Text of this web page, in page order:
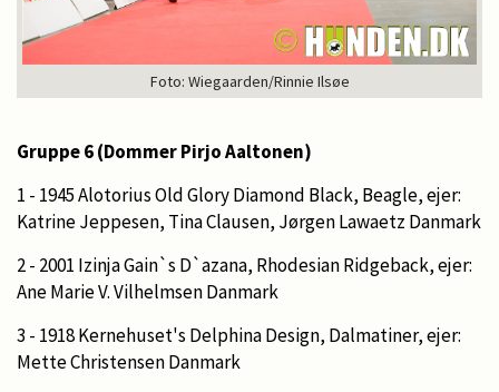
Foto: Wiegaarden/Rinnie Ilsøe
Gruppe 6 (Dommer Pirjo Aaltonen)
1 - 1945 Alotorius Old Glory Diamond Black, Beagle, ejer:
Katrine Jeppesen, Tina Clausen, Jørgen Lawaetz Danmark
2 - 2001 Izinja Gain`s D`azana, Rhodesian Ridgeback, ejer:
Ane Marie V. Vilhelmsen Danmark
3 - 1918 Kernehuset's Delphina Design, Dalmatiner, ejer:
Mette Christensen Danmark